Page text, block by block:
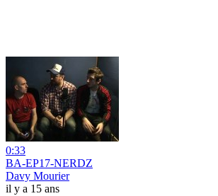
0:33
BA-EP17-NERDZ
Davy Mourier
il y a 15 ans